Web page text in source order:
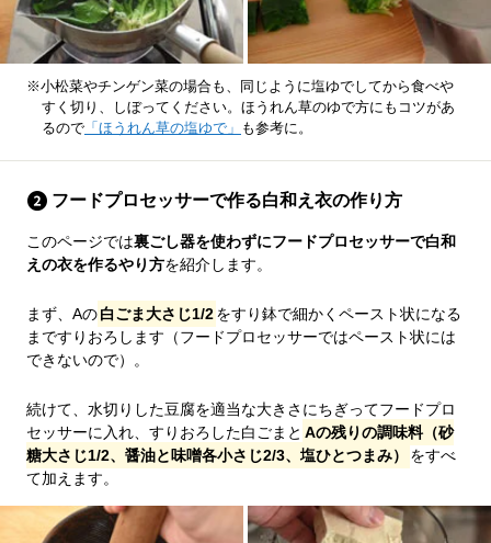
※小松菜やチンゲン菜の場合も、同じように塩ゆでしてから食べや
すく切り、しぼってください。ほうれん草のゆで方にもコツがあ
るので 「ほうれん草の塩ゆで」 も参考に。
フードプロセッサーで作る白和え衣の作り方
このページでは裏ごし器を使わずにフードプロセッサーで白和
えの衣を作るやり方を紹介します。
まず、Aの白ごま大さじ1/2をすり鉢で細かくペースト状になる
まですりおろします（フードプロセッサーではペースト状には
できないので）。
続けて、水切りした豆腐を適当な大きさにちぎってフードプロ
セッサーに入れ、すりおろした白ごまと Aの残りの調味料（砂
糖大さじ1/2、醤油と味噌各小さじ2/3、塩ひとつまみ）
をすべ
て加えます。